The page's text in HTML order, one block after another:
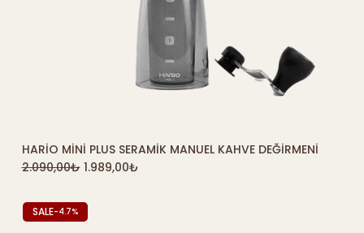
HARIO MINI PLUS SERAMIK MANUEL KAHVE DEĞIRMENI
2.090,00₺ 1.989,00₺
SALE-4.7%